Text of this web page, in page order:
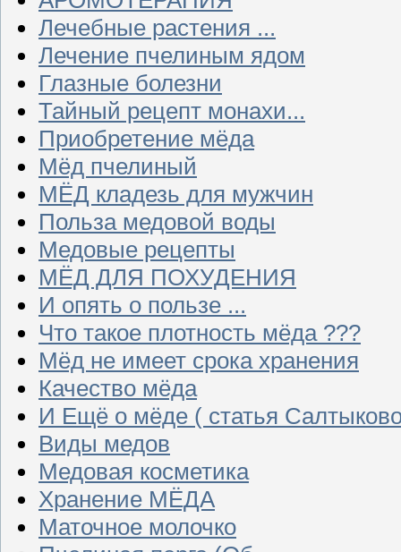
Лечебные растения ...
Лечение пчелиным ядом
Глазные болезни
Тайный рецепт монахи...
Приобретение мёда
Мёд пчелиный
МЁД кладезь для мужчин
Польза медовой воды
Медовые рецепты
МЁД ДЛЯ ПОХУДЕНИЯ
И опять о пользе ...
Что такое плотность мёда ???
Мёд не имеет срока хранения
Качество мёда
И Ещё о мёде ( статья
Виды медов
Медовая косметика
Хранение МЁДА
Маточное молочко